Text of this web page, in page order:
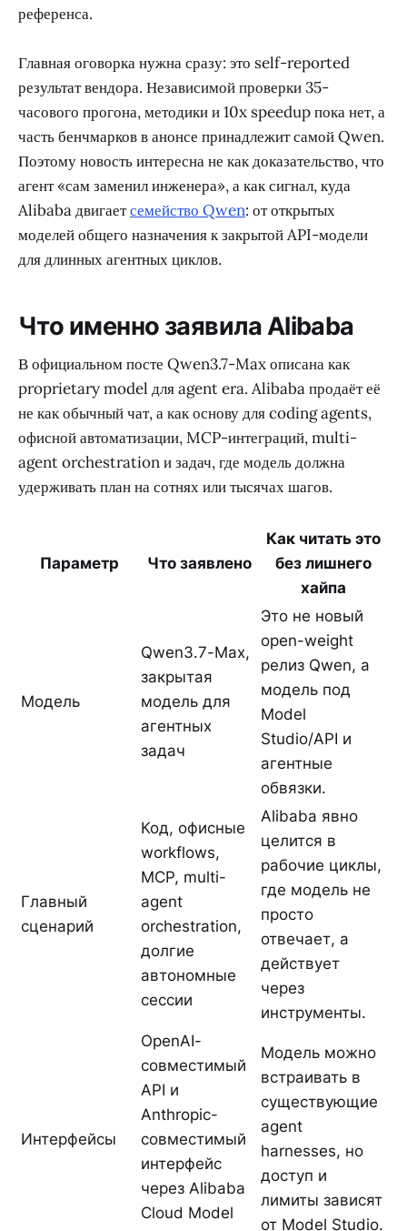
референса.
Главная оговорка нужна сразу: это self-reported
результат вендора. Независимой проверки 35-
часового прогона, методики и 10x speedup пока нет, а
часть бенчмарков в анонсе принадлежит самой Qwen.
Поэтому новость интересна не как доказательство, что
агент «сам заменил инженера», а как сигнал, куда
Alibaba двигаетсемейство Qwen: от открытых
моделей общего назначения к закрытой API-модели
для длинных агентных циклов.
Что именно заявила Alibaba
В официальном посте Qwen3.7-Max описана как
proprietary model для agent era. Alibaba продаёт её
не как обычный чат, а как основу для coding agents,
офисной автоматизации, MCP-интеграций, multi-
agent orchestration и задач, где модель должна
удерживать план на сотнях или тысячах шагов.
Параметр Что заявлено
Как читать это
без лишнего
хайпа
Модель
Qwen3.7-Max,
закрытая
модель для
агентных
задач
Это не новый
open-weight
релиз Qwen, а
модель под
Model
Studio/API и
агентные
обвязки.
Главный
сценарий
Код, офисные
workflows,
MCP, multi-
agent
orchestration,
долгие
автономные
сессии
Alibaba явно
целится в
рабочие циклы,
где модель не
просто
отвечает, а
действует
через
инструменты.
Интерфейсы
OpenAI-
совместимый
API и
Anthropic-
совместимый
интерфейс
через Alibaba
Cloud Model
Модель можно
встраивать в
существующие
agent
harnesses, но
доступ и
лимиты зависят
от Model Studio.